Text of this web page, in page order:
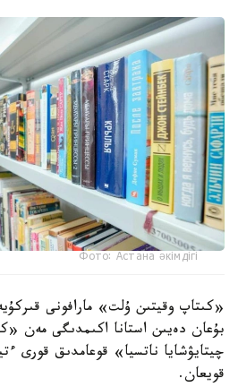
Фото: Астана әкімдігі
«كىتاپ وقيتىن ۇلت» مارافونى
بۇعان دەيىن استانا اكىمدىگى مەن
چيتايۋشايا ناتسيا» قوعامدىق قورى
قويعان.